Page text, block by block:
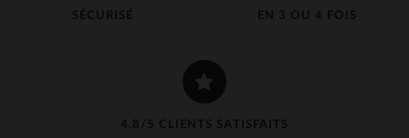
SÉCURISÉ
EN 3 OU 4 FOIS
4,8/5 CLIENTS SATISFAITS